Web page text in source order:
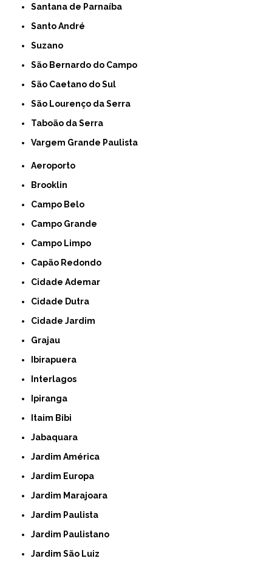
Santana de Parnaíba
Santo André
Suzano
São Bernardo do Campo
São Caetano do Sul
São Lourenço da Serra
Taboão da Serra
Vargem Grande Paulista
Aeroporto
Brooklin
Campo Belo
Campo Grande
Campo Limpo
Capão Redondo
Cidade Ademar
Cidade Dutra
Cidade Jardim
Grajau
Ibirapuera
Interlagos
Ipiranga
Itaim Bibi
Jabaquara
Jardim América
Jardim Europa
Jardim Marajoara
Jardim Paulista
Jardim Paulistano
Jardim São Luiz